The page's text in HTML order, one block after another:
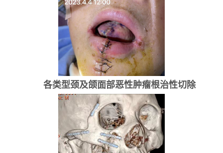
各类型颈及颌面部恶性肿瘤根治性切除